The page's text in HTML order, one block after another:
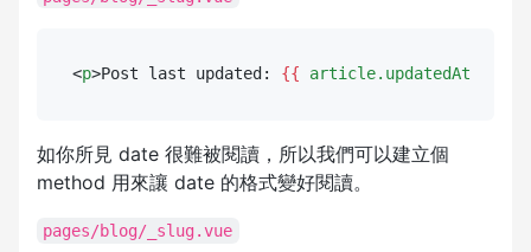
<p>Post last updated: {{ article.updatedAt
如你所見 date 很難被閱讀，所以我們可以建立個
method 用來讓 date 的格式變好閱讀。
pages/blog/_slug.vue